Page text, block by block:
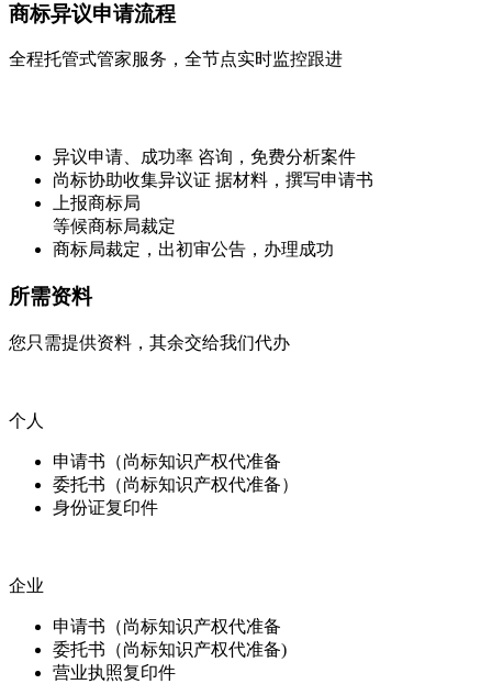
商标异议申请流程
全程托管式管家服务，全节点实时监控跟进
异议申请、成功率 咨询，免费分析案件
尚标协助收集异议证 据材料，撰写申请书
上报商标局
等候商标局裁定
商标局裁定，出初审公告，办理成功
所需资料
您只需提供资料，其余交给我们代办
个人
申请书（尚标知识产权代准备
委托书（尚标知识产权代准备）
身份证复印件
企业
申请书（尚标知识产权代准备
委托书（尚标知识产权代准备)
营业执照复印件